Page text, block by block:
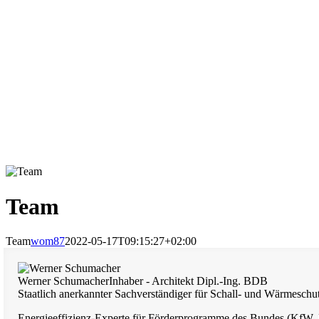
Team
Teamwom872022-05-17T09:15:27+02:00
Werner SchumacherInhaber - Architekt Dipl.-Ing. BDB
Staatlich anerkannter Sachverständiger für Schall- und